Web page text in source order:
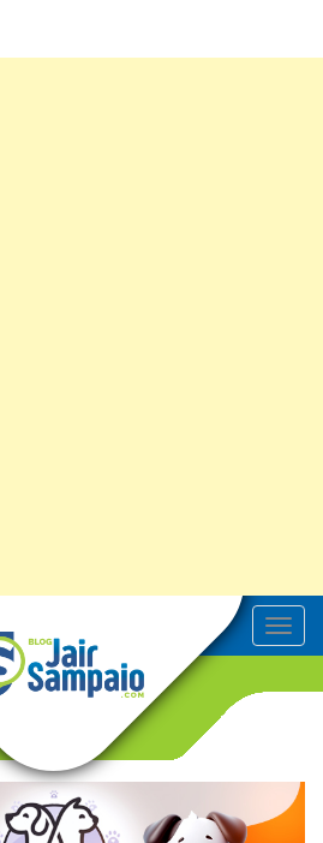
T
o
v
g